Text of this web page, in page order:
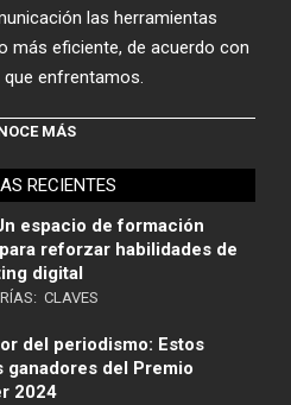
las herramientas
más eficiente, de acuerdo con
enfrentamos.
MÁS
RECIENTES
espacio de formación
reforzar habilidades de
digital
CLAVES
del periodismo: Estos
ganadores del Premio
2024